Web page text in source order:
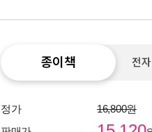
종이책 전
정가
16,800원